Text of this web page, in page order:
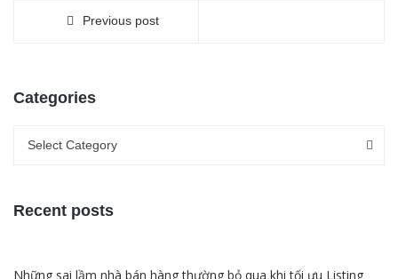
Previous post
Categories
Select Category
Recent posts
Những sai lầm nhà bán hàng thường bỏ qua khi tối ưu Listing